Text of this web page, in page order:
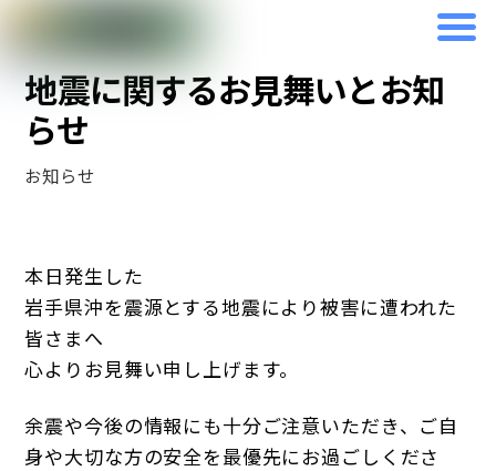
to
content
地震に関するお見舞いとお知
らせ
お知らせ
本日発生した
岩手県沖を震源とする地震により被害に遭われた
皆さまへ
心よりお見舞い申し上げます。
余震や今後の情報にも十分ご注意いただき、ご自
身や大切な方の安全を最優先にお過ごしくださ